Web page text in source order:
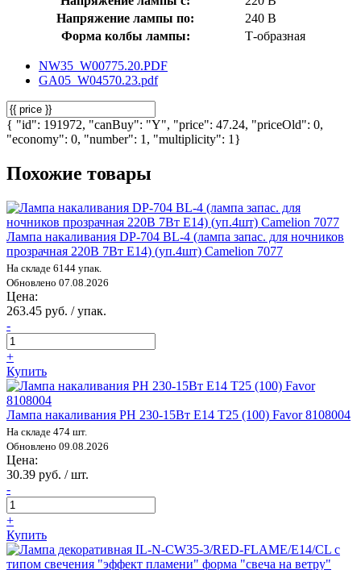
Напряжение лампы по:
240 В
Форма колбы лампы:
Т-образная
NW35_W00775.20.PDF
GA05_W04570.23.pdf
{ "id": 191972, "canBuy": "Y", "price": 47.24, "priceOld": 0,
"economy": 0, "number": 1, "multiplicity": 1}
Похожие товары
Лампа накаливания DP-704 BL-4 (лампа запас. для ночников
прозрачная 220В 7Вт E14) (уп.4шт) Camelion 7077
На складе 6144 упак.
Обновлено 07.08.2026
Цена:
263.45 руб. / упак.
-
+
Купить
Лампа накаливания РН 230-15Вт E14 Т25 (100) Favor 8108004
На складе 474 шт.
Обновлено 09.08.2026
Цена:
30.39 руб. / шт.
-
+
Купить